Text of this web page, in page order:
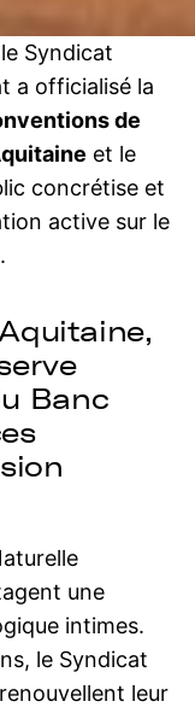
Syndicat
a officialisé la
de
et le
concrétise et
active sur le
Banc
une
intimes.
le Syndicat
leur